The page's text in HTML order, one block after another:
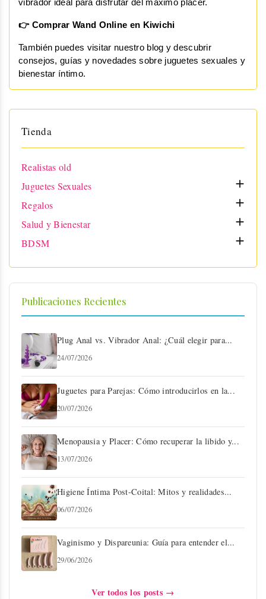
vibrador ideal para disfrutar del máximo placer.
👉 Comprar Wand Online en Kiwichi
También puedes visitar nuestro blog y descubrir
consejos, guías y novedades sobre juguetes sexuales y
bienestar íntimo.
Tienda
Realistas old
Juguetes Sexuales

Regalos 
Salud y Bienestar 
BDSM 
Publicaciones Recientes
Plug Anal vs. Vibrador Anal: ¿Cuál elegir para...
24/07/2026
Juguetes para Parejas: Cómo introducirlos en la...
20/07/2026
Menopausia y Placer: Cómo recuperar la libido y...
13/07/2026
Higiene Íntima Post-Coital: Mitos y realidades...
06/07/2026
Vaginismo y Dispareunia: Guía para entender el...
29/06/2026
Ver todos los posts →